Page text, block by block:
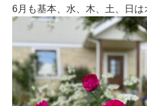
6月も基本、水、木、土、日は